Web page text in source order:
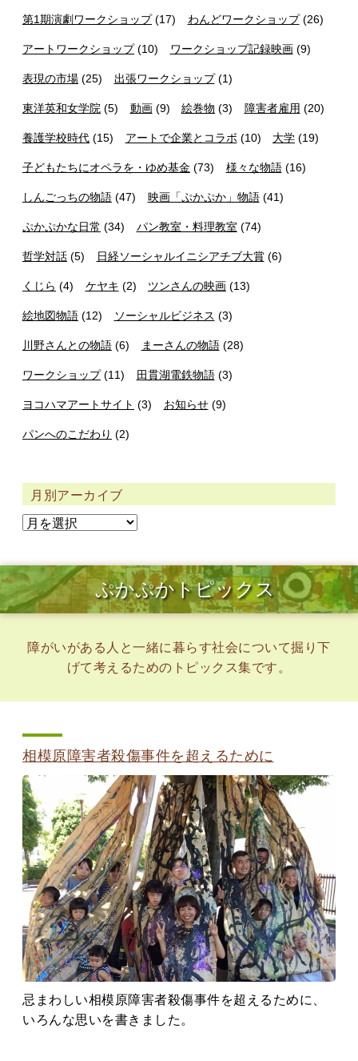
第1期演劇ワークショップ(17) わんどワークショップ(26)
アートワークショップ(10) ワークショップ記録映画(9)
表現の市場 (25) 出張ワークショップ(1)
東洋英和女学院 (5) 動画(9) 絵巻物 (3) 障害者雇用 (20)
養護学校時代 (15) アートで企業とコラボ (10) 大学 (19)
子どもたちにオペラを・ゆめ基金 (73) 様々な物語(16)
しんごっちの物語 (47) 映画「ぷかぷか」物語(41)
ぷかぷかな日常 (34) パン教室・料理教室 (74)
哲学対話 (5) 日経ソーシャルイニシアチブ大賞(6)
くじら (4) ケヤキ (2) ツンさんの映画 (13)
絵地図物語 (12) ソーシャルビジネス (3)
川野さんとの物語 (6) まーさんの物語(28)
ワークショップ(11) 田貫湖電鉄物語(3)
ヨコハマアートサイト (3) お知らせ(9)
パンへのこだわり (2)
月別アーカイブ
ぷかぷかトピックス
障がいがある人と一緒に暮らす社会について掘り下
げて考えるためのトピックス集です。
相模原障害者殺傷事件を超えるために
忌まわしい相模原障害者殺傷事件を超えるために、
いろんな思いを書きました。